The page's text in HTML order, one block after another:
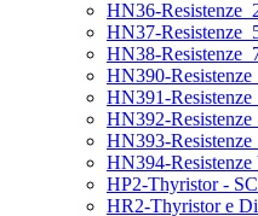
HN36-
HN37-
HN38-
HN390-
HN391-
HN392-
HN393-
HN394-Resistenze
HP2-Thyristor -
HR2-Thyristor e